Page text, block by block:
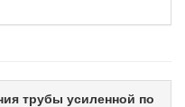
трубы усиленной по